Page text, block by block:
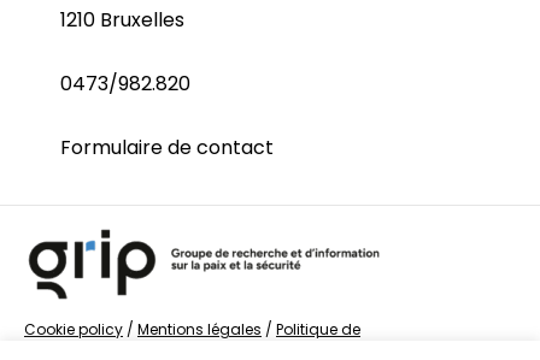
1210 Bruxelles
0473/982.820
Formulaire de contact
Cookie policy / Mentions légales / Politique de